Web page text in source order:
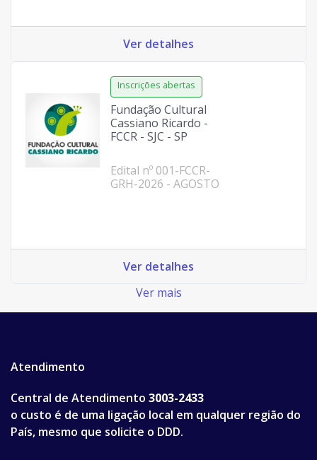
Ver detalhes
Fundação Cultural
Cassiano Ricardo -
FCCR - SJC - SP
Edital nº 001-FCCR-
GRH-2026 - AGOSTO
Ver detalhes
Ver mais
Atendimento
Central de Atendimento 3003-2433
o custo é de uma ligação local em qualquer região do
País, mesmo que solicite o DDD.